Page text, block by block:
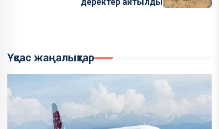
Ұқсас жаңалықтар